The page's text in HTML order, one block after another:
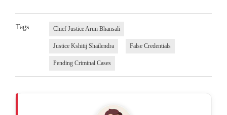
Tags Chief Justice Arun Bhansali
Justice Kshitij Shailendra False Credentials
Pending Criminal Cases